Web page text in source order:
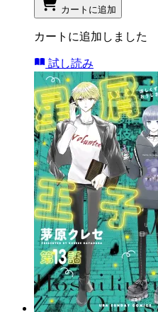
カートに追加
カートに追加しました
試し読み